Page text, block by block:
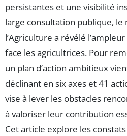
persistantes et une visibilité
large consultation publique, le
l’Agriculture a révélé
face les agricultrices. Pour
un plan d’action ambitieux
déclinant en six axes et 41
vise à lever les obstacles
à valoriser leur contribution
Cet article explore les